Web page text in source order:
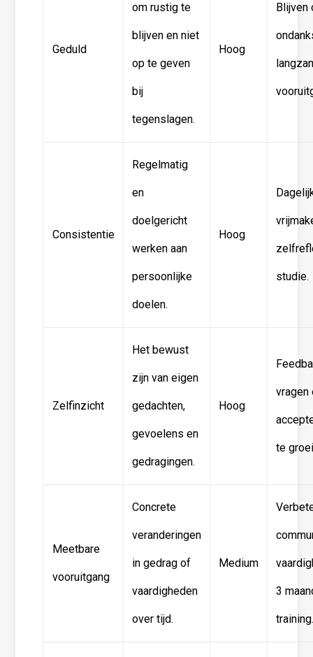
Geduld
om rustig te
blijven en niet
op te geven
bij
tegenslagen.
Hoog
Blijven
Consistentie
Regelmatig
en
doelgericht
werken aan
persoonlijke
doelen.
Hoog
studie.
Zelfinzicht
Het bewust
zijn van eigen
gedachten,
gevoelens en
gedragingen.
Hoog
vragen
te
Meetbare
vooruitgang
Concrete
veranderingen
in gedrag of
vaardigheden
over tijd.
Medium
3